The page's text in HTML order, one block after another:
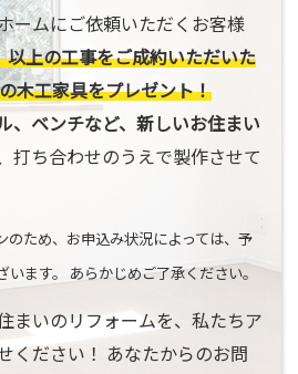
ームにご依頼いただくお客様
以上の工事をご成約いただいた
木工家具をプレゼント！
、ベンチなど、新しいお住まい
打ち合わせのうえで製作させて
ため、お申込み状況によっては、予
ます。 あらかじめご了承ください。
まいのリフォームを、私たちア
ください！ あなたからのお問